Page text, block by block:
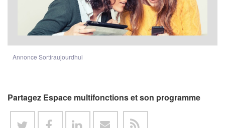
Annonce Sortiraujourdhui
Partagez Espace multifonctions et son programme